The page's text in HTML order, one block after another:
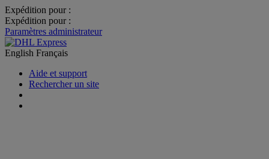
Expédition pour :
Expédition pour :
Paramètres administrateur
English Français
Aide et support
Rechercher un site